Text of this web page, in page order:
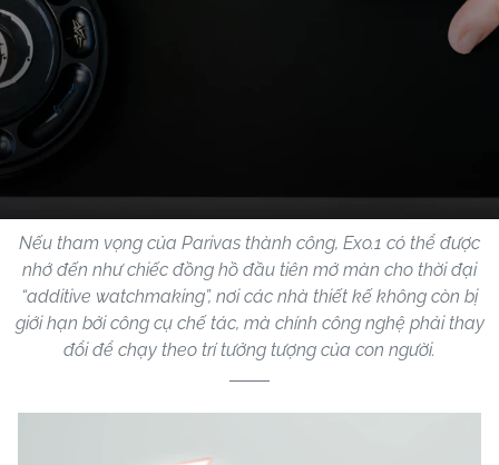
Nếu tham vọng của Parivas thành công, Exo.1 có thể được
nhớ đến như chiếc đồng hồ đầu tiên mở màn cho thời đại
“additive watchmaking”, nơi các nhà thiết kế không còn bị
giới hạn bởi công cụ chế tác, mà chính công nghệ phải thay
đổi để chạy theo trí tưởng tượng của con người.